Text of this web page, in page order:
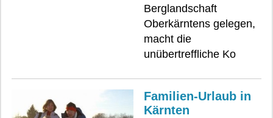
Berglandschaft
Oberkärntens gelegen,
macht die
unübertreffliche Ko
Familien-Urlaub in
Kärnten